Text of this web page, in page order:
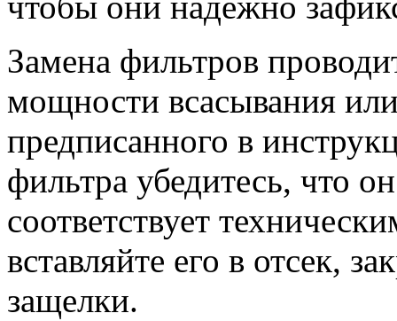
Замена фильтров
мощности всасывания
предписанного в
фильтра убедитесь, что
соответствует
вставляйте его в отсек,
защелки.